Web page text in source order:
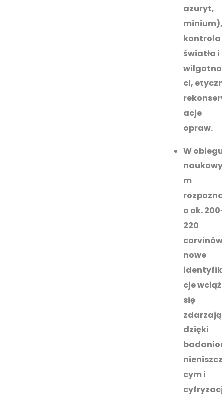
azuryt,
kontrola
światła i
ci,
acje
opraw.
W
m
o ok.
220
nowe
cje wciąż
się
zdarzają
dzięki
cym i